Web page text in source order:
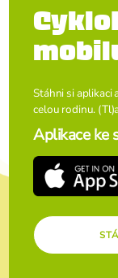
Stáhni si aplikaci
celou rodinu.
Aplikace ke